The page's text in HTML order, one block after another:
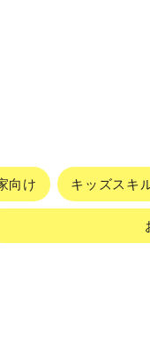
向け キッズスキ